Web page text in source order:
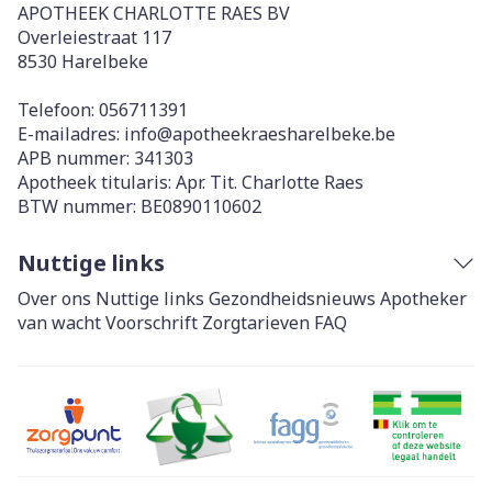
APOTHEEK CHARLOTTE RAES BV
Overleiestraat 117
8530 Harelbeke
Telefoon: 056711391
E-mailadres: info@apotheekraesharelbeke.be
APB nummer: 341303
Apotheek titularis: Apr. Tit. Charlotte Raes
BTW nummer: BE0890110602
Nuttige links
Over ons Nuttige links Gezondheidsnieuws Apotheker
van wachtVoorschrift Zorgtarieven FAQ